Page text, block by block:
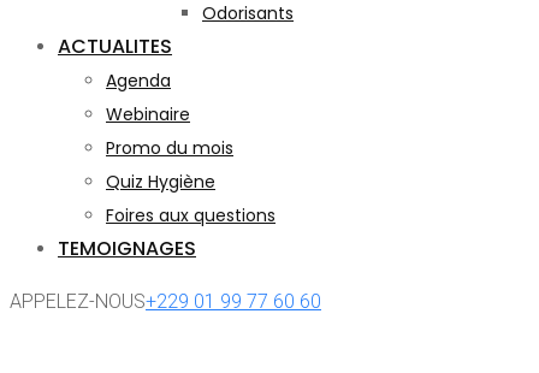
Odorisants
ACTUALITES
Agenda
Webinaire
Promo du mois
Quiz Hygiène
Foires aux questions
TEMOIGNAGES
APPELEZ-NOUS+229 01 99 77 60 60